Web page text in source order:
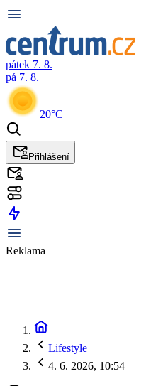
pátek 7. 8.
pá 7. 8.
20°C
Přihlášení
Reklama
Lifestyle
4. 6. 2026, 10:54